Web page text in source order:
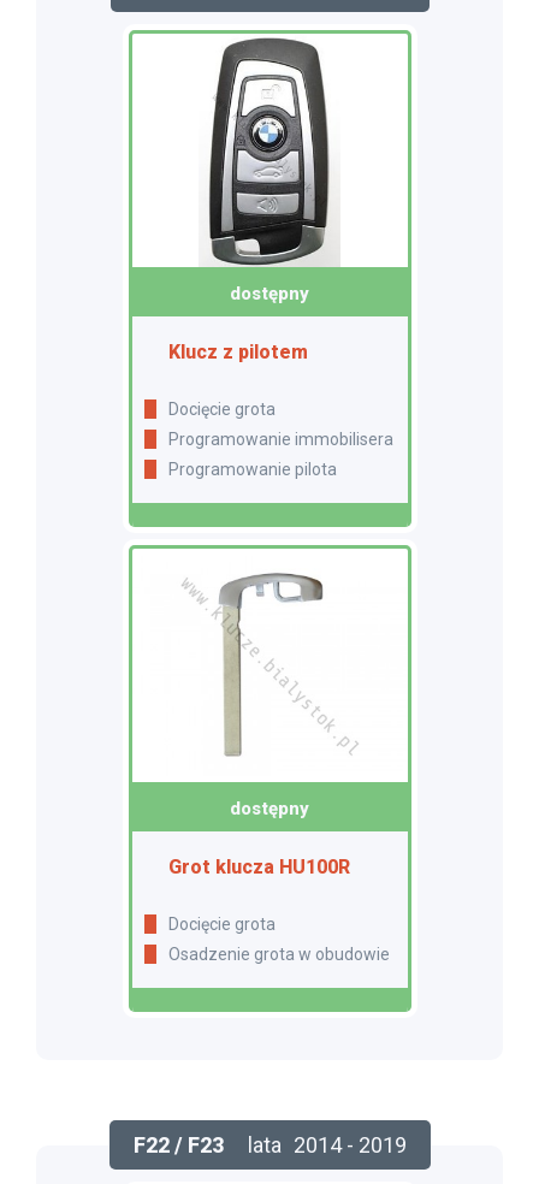
dostępny
Klucz z pilotem
Docięcie grota
Programowanie immobilisera
Programowanie pilota
dostępny
Grot klucza HU100R
Docięcie grota
Osadzenie grota w obudowie
F22 / F23 lata 2014 - 2019